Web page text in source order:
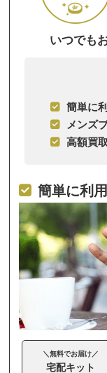
いつでも
簡単に
メンズ
高額買
簡単に利
＼無料でお届け／
宅配キット